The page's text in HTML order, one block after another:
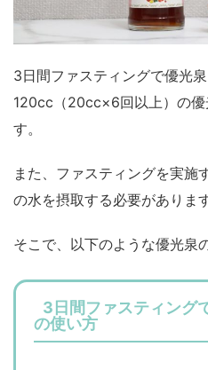
3日間ファスティングで優光
120cc（20cc×6回以上）の優
す。
また、ファスティングを実施
の水を摂取する必要があります
そこで、以下のような優光泉
3日間ファスティング
の使い方